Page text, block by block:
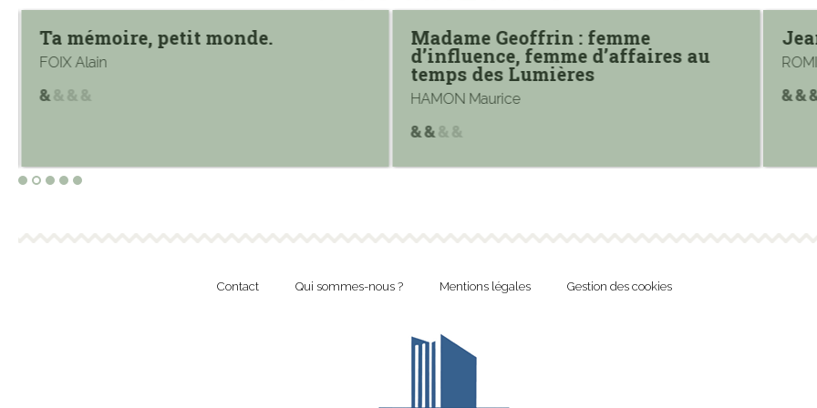
Ta mémoire, petit monde.
FOIX Alain
Madame Geoffrin : femme
d’influence, femme d’affaires au
temps des Lumières
HAMON Maurice
Contact Qui sommes-nous ? Mentions légales Gestion des cookies